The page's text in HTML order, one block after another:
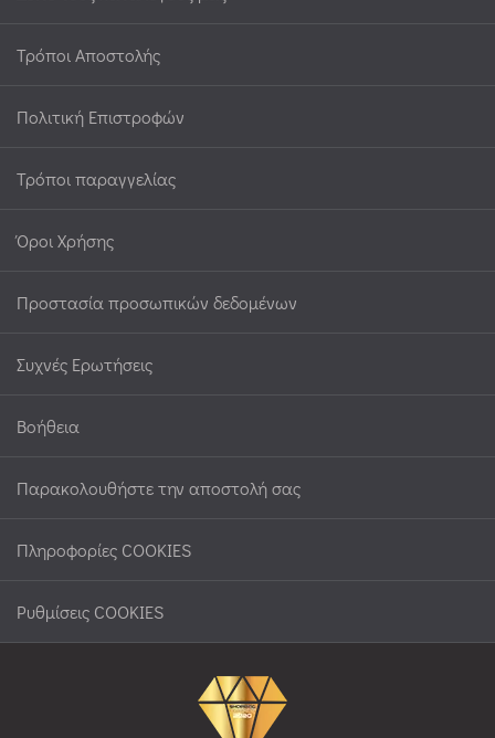
Τρόποι Αποστολής
Πολιτική Επιστροφών
Τρόποι παραγγελίας
Όροι Χρήσης
Προστασία προσωπικών δεδομένων
Συχνές Ερωτήσεις
Βοήθεια
Παρακολουθήστε την αποστολή σας
Πληροφορίες COOKIES
Ρυθμίσεις COOKIES